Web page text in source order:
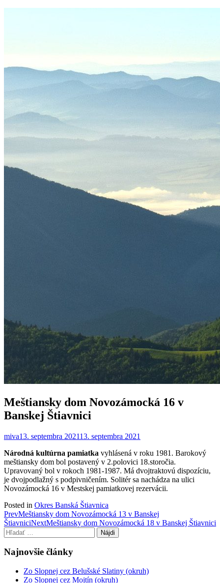
Meštiansky dom Novozámocká 16 v
Banskej Štiavnici
miva13. septembra 202113. septembra 2021
Národná kultúrna pamiatka vyhlásená v roku 1981. Barokový
meštiansky dom bol postavený v 2.polovici 18.storočia.
Upravovaný bol v rokoch 1981-1987. Má dvojtraktovú dispozíciu,
je dvojpodlažný s podpivničením. Solitér sa nachádza na ulici
Novozámocká 16 v Mestskej pamiatkovej rezervácii.
Posted in Okres Banská Štiavnica
Post
navigation
PrevMeštiansky dom Novozámocká 13 v Banskej
ŠtiavniciNextMeštiansky dom Novozámocká 18 v Banskej Štiavnici
Hľadať:
Najnovšie články
Zo Slopnej cez Belušské Slatiny (okruh)
Zo Slopnej cez Mojtín (okruh)